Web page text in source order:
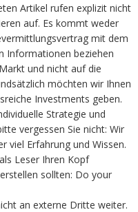
Artikel rufen explizit nicht
auf. Es kommt weder
mit dem
Informationen beziehen
und nicht auf die
möchten wir Ihnen
Investments geben.
Strategie und
vergessen Sie nicht: Wir
viel Erfahrung und Wissen.
Leser Ihren Kopf
sollten: Do your
an externe Dritte weiter.